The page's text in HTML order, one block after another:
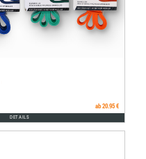
ab 20.95 €
DETAILS